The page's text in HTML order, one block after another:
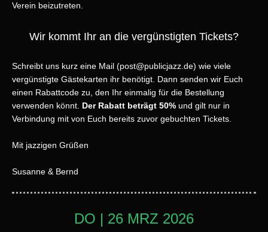
Verein beizutreten.
Wir kommt Ihr an die vergünstigten Tickets?
Schreibt uns kurz eine Mail (post@publicjazz.de) wie viele
vergünstigte Gästekarten ihr benötigt. Dann senden wir Euch
einen Rabattcode zu, den Ihr einmalig für die Bestellung
verwenden könnt. Der Rabatt beträgt 50% und gilt nur in
Verbindung mit von Euch bereits zuvor gebuchten Tickets.
Mit jazzigen Grüßen
Susanne & Bernd
DO | 26 MRZ 2026